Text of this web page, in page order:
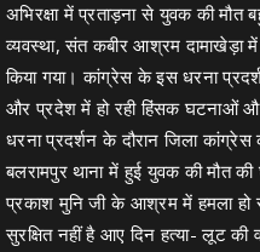
अभिरक्षा में प्रताड़ना से युवक की मौत
व्यवस्था, संत कबीर आश्रम दामाखेड़ा
किया गया। कांग्रेस के इस धरना
और प्रदेश में हो रही हिंसक घटनाओं
धरना प्रदर्शन के दौरान जिला कांग्रेस
बलरामपुर थाना में हुई युवक की मौत
प्रकाश मुनि जी के आश्रम में हमला हो
सुरक्षित नहीं है आए दिन हत्या- लूट की